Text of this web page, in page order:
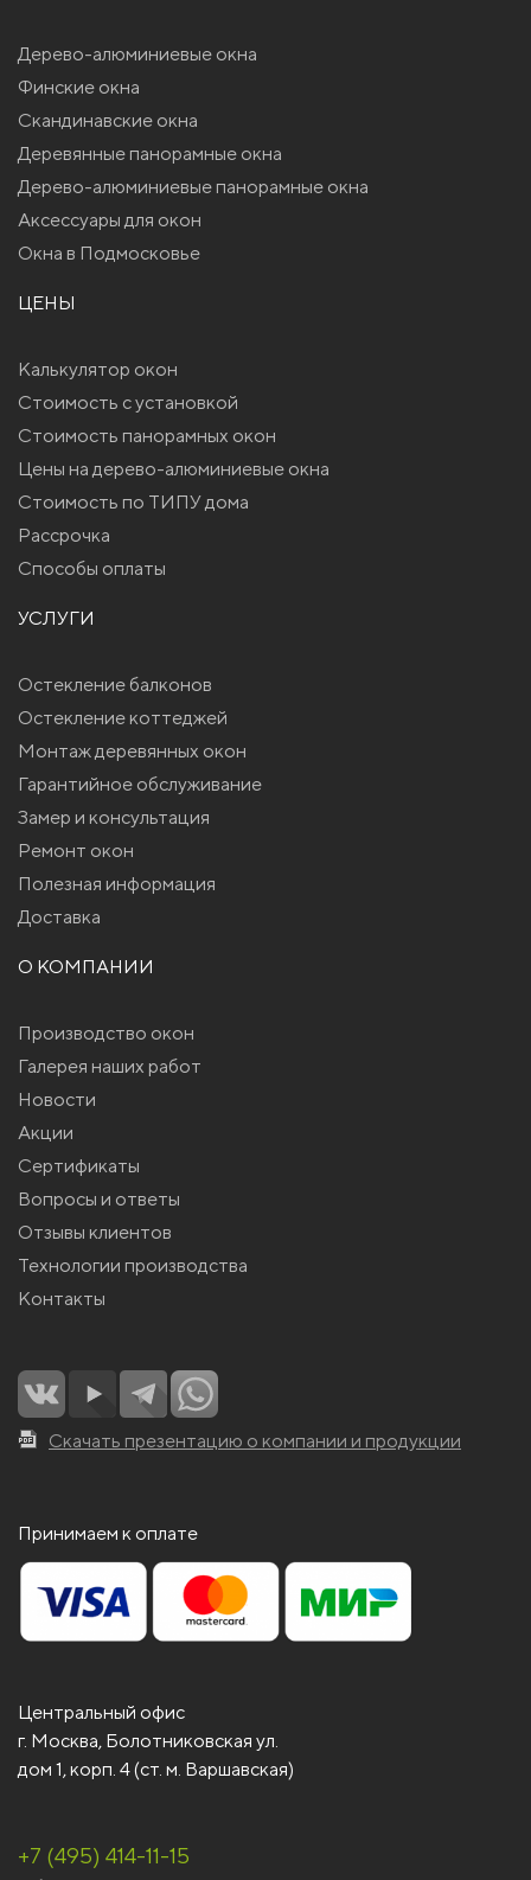
Дерево-алюминиевые окна
Финские окна
Скандинавские окна
Деревянные панорамные окна
Дерево-алюминиевые панорамные окна
Аксессуары для окон
Окна в Подмосковье
ЦЕНЫ
Калькулятор окон
Стоимость с установкой
Стоимость панорамных окон
Цены на дерево-алюминиевые окна
Стоимость по ТИПУ дома
Рассрочка
Способы оплаты
УСЛУГИ
Остекление балконов
Остекление коттеджей
Монтаж деревянных окон
Гарантийное обслуживание
Замер и консультация
Ремонт окон
Полезная информация
Доставка
О КОМПАНИИ
Производство окон
Галерея наших работ
Новости
Акции
Сертификаты
Вопросы и ответы
Отзывы клиентов
Технологии производства
Контакты
Скачать презентацию о компании и продукции
Принимаем к оплате
Центральный офис
г. Москва, Болотниковская ул.
дом 1, корп. 4 (ст. м. Варшавская)
+7 (495) 414-11-15